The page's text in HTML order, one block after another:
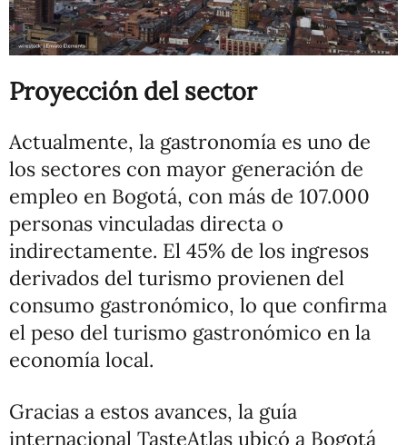
Proyección del sector
Actualmente, la gastronomía es uno de
los sectores con mayor generación de
empleo en Bogotá, con más de 107.000
personas vinculadas directa o
indirectamente. El 45% de los ingresos
derivados del turismo provienen del
consumo gastronómico, lo que confirma
el peso del turismo gastronómico en la
economía local.
Gracias a estos avances, la guía
internacional TasteAtlas ubicó a Bogotá